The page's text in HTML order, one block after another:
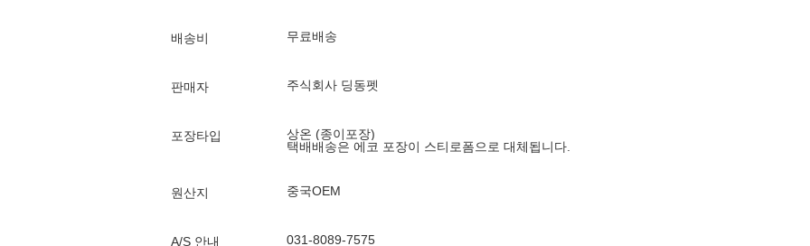
배송비 무료배송
판매자 주식회사 딩동펫
포장타입
상온 (종이포장)
택배배송은 에코 포장이 스티로폼으로 대체됩니다.
원산지 중국OEM
A/S 안내
031-8089-7575